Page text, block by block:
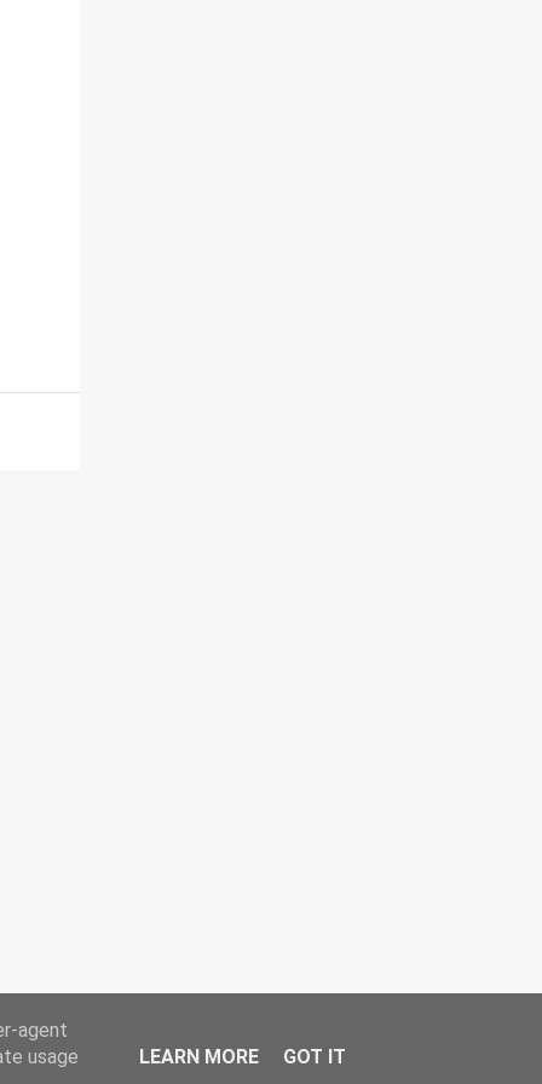
agent
usage
LEARN MORE GOT IT